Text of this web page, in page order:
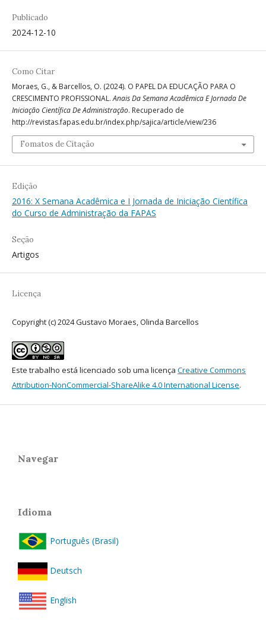
Publicado
2024-12-10
Como Citar
Moraes, G., & Barcellos, O. (2024). O PAPEL DA EDUCAÇÃO PARA O
CRESCIMENTO PROFISSIONAL.Anais Da Semana Acadêmica E Jornada De
Iniciação Científica De Administração. Recuperado de
http://revistas.fapas.edu.br/index.php/sajica/article/view/236
Fomatos de Citação
Edição
2016: X Semana Acadêmica e I Jornada de Iniciação Científica
do Curso de Administração da FAPAS
Seção
Artigos
Licença
Copyright (c) 2024 Gustavo Moraes, Olinda Barcellos
Este trabalho está licenciado sob uma licença Creative Commons
Attribution-NonCommercial-ShareAlike 4.0 International License.
Navegar
Idioma
Português (Brasil)
Deutsch
English